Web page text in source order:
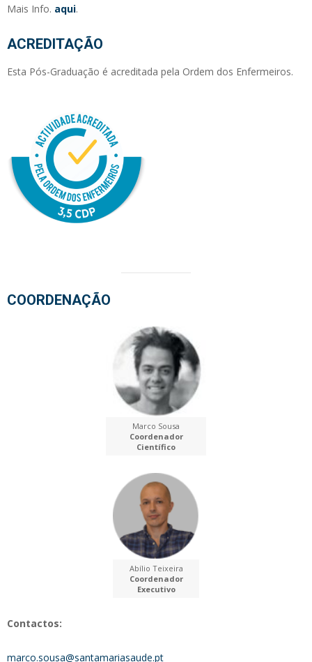
Mais Info. aqui.
ACREDITAÇÃO
Esta Pós-Graduação é acreditada pela Ordem dos Enfermeiros.
COORDENAÇÃO
Marco Sousa
Coordenador
Científico
Abílio Teixeira
Coordenador
Executivo
Contactos:
marco.sousa@santamariasaude.pt